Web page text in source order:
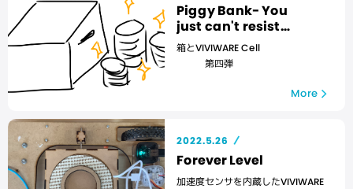
Piggy Bank- You
just can't resist
putting coins in!
箱とVIVIWARE Cell
第四弾
More
2022.5.26
Forever Level
加速度センサを内蔵したVIVIWARE